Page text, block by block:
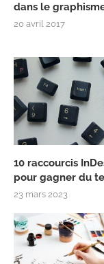
dans le
20 avril 2017
10 raccourcis
pour gagner du
23 mars 2023